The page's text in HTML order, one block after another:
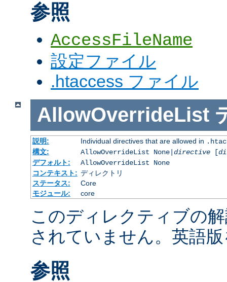
参照
AccessFileName
設定ファイル
.htaccess ファイル
AllowOverrideList
説明: Individual directives that are allowed in
構文:
AllowOverrideList None| directive[
デフォルト:
AllowOverrideList None
コンテキスト: ディレクトリ
ステータス:
Core
モジュール:
core
このディレクティブの
されていません。英語
参照